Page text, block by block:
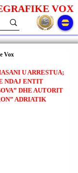
VOX
U ARRESTUA;
NDAJ ENTIT
DHE AUTORIT
ADRIATIK
Vox